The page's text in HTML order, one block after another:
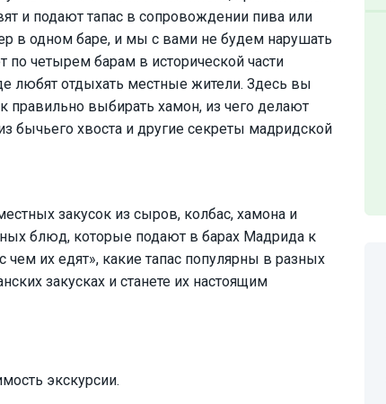
и подают тапас в сопровождении пива или
в одном баре, и мы с вами не будем нарушать
четырем барам в исторической части
любят отдыхать местные жители. Здесь вы
правильно выбирать хамон, из чего делают
бычьего хвоста и другие секреты мадридской
закусок из сыров, колбас, хамона и
блюд, которые подают в барах Мадрида к
чем их едят», какие тапас популярны в разных
закусках и станете их настоящим
экскурсии.